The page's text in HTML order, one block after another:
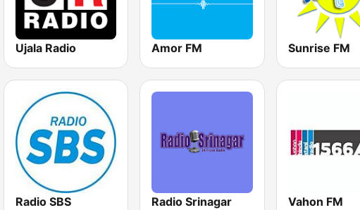
Ujala Radio Amor FM Sunrise FM
Radio SBS Radio Srinagar Vahon FM